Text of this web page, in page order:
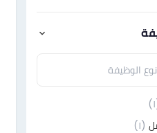
(١)